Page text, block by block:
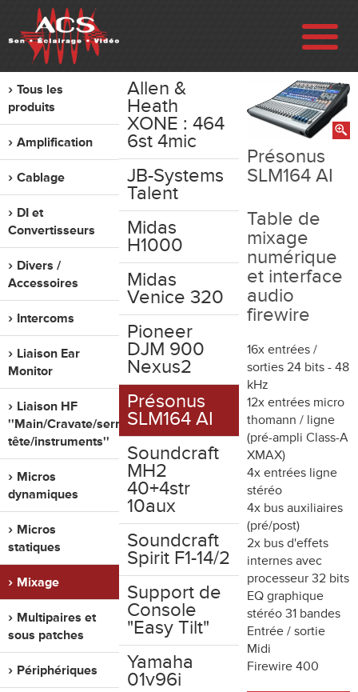
ENTREPRISE
RÉALISATIONS
VENTE
LOCATION
OCCASION
CONTACT
Tous les
produits
Amplification
Cablage
DI et
Convertisseurs
Divers /
Accessoires
Intercoms
Liaison Ear
Monitor
Liaison HF
''Main/Cravate/serre
tête/instruments''
Micros
dynamiques
Micros
statiques
Mixage
Multipaires et
sous patches
Périphériques
Allen &
Heath
XONE : 464
6st 4mic
JB-Systems
Talent
Midas
H1000
Midas
Venice 320
Pioneer
DJM 900
Nexus2
Présonus
SLM164 AI
Soundcraft
MH2
40+4str
10aux
Soundcraft
Spirit F1-14/2
Support de
Console
"Easy Tilt"
Yamaha
01v96i
Présonus
SLM164 AI
Table de
mixage
numérique
et interface
audio
firewire
16x entrées /
sorties 24 bits - 48
kHz
12x entrées micro
thomann / ligne
(pré-ampli Class-A
XMAX)
4x entrées ligne
stéréo
4x bus auxiliaires
(pré/post)
2x bus d'effets
internes avec
processeur 32 bits
EQ graphique
stéréo 31 bandes
Entrée / sortie
Midi
Firewire 400